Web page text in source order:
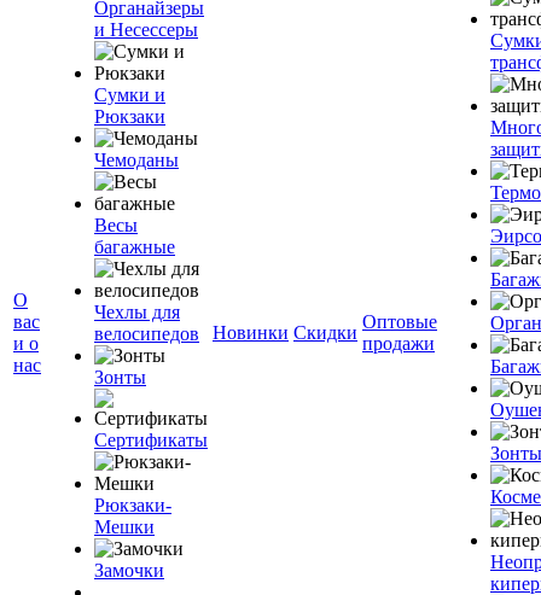
О
вас
и о
нас
Органайзеры
и Несессеры
Сумки и
Рюкзаки
Чемоданы
Весы
багажные
Чехлы для
велосипедов
Зонты
Сертификаты
Рюкзаки-
Мешки
Замочки
Новинки Скидки
Оптовые
продажи
Зонты